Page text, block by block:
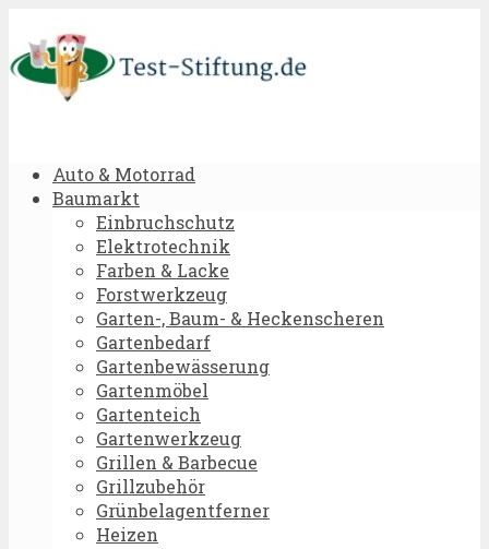
Auto & Motorrad
Baumarkt
Einbruchschutz
Elektrotechnik
Farben & Lacke
Forstwerkzeug
Garten-, Baum- & Heckenscheren
Gartenbedarf
Gartenbewässerung
Gartenmöbel
Gartenteich
Gartenwerkzeug
Grillen & Barbecue
Grillzubehör
Grünbelagentferner
Heizen